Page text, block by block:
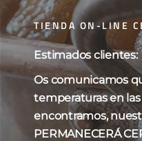
10 15 20
TIENDA ON-LINE
Estimados clientes:
Os comunicamos
temperaturas en
encontramos,
PERMANECERÁ